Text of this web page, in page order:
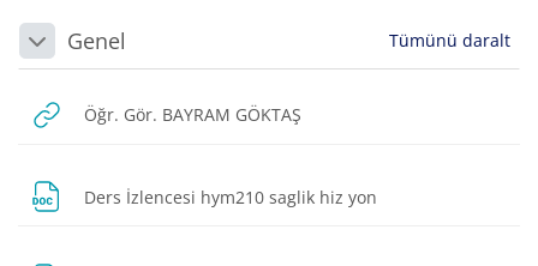
Bloklar
Bölüm anahatları
DaraltGenel Tümünü daralt
Öğr. Gör. BAYRAM GÖKTAŞ
Ders İzlencesi hym210 saglik hiz yon